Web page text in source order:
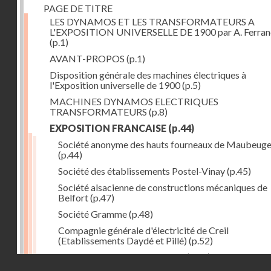
PAGE DE TITRE
LES DYNAMOS ET LES TRANSFORMATEURS A
L'EXPOSITION UNIVERSELLE DE 1900 par A.
(p.1)
AVANT-PROPOS (p.1)
Disposition générale des machines électriques à
l'Exposition universelle de 1900(p.5)
MACHINES DYNAMOS ELECTRIQUES
TRANSFORMATEURS (p.8)
EXPOSITION FRANCAISE (p.44)
Société anonyme des hauts fourneaux de Maubeuge
(p.44)
Société des établissements Postel-Vinay(p.45)
Société alsacienne de constructions mécaniques de
Belfort(p.47)
Société Gramme(p.48)
Compagnie générale d'électricité de Creil
(Etablissements Daydé et Pillé) (p.52)
Compagnie générale de Nancy(p.52)